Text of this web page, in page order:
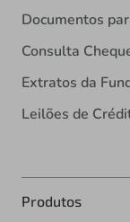
Documentos
Consulta
Extratos da
Leilões de
Produtos